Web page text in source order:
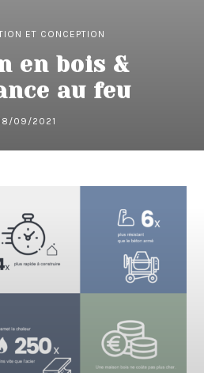
ET CONCEPTION
en bois &
au feu
09/2021